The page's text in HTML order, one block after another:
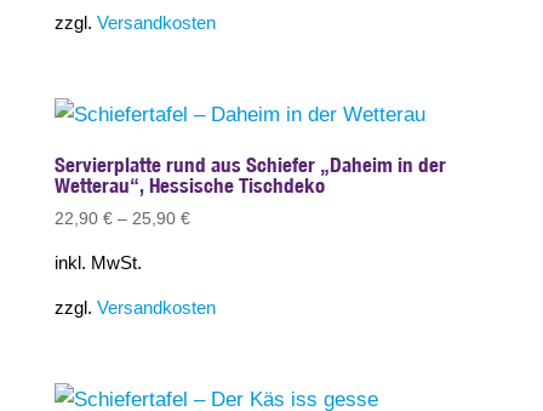
zzgl. Versandkosten
Servierplatte rund aus Schiefer „Daheim in der
Wetterau“, Hessische Tischdeko
22,90 €– 25,90 €
inkl. MwSt.
zzgl. Versandkosten